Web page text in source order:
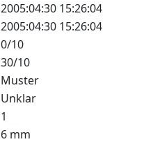
2005:04:30 15:26:04
2005:04:30 15:26:04
0/10
30/10
Muster
Unklar
1
6 mm